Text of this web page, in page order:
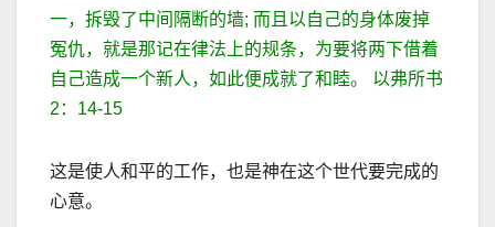
一，拆毁了中间隔断的墙; 而且以自己的身体废掉
冤仇，就是那记在律法上的规条，为要将两下借着
自己造成一个新人，如此便成就了和睦。 以弗所书
2 ： 14-15
这是使人和平的工作，也是神在这个世代要完成的
心意。